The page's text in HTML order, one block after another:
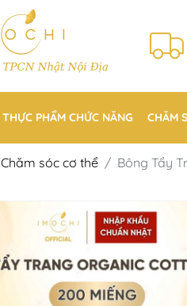
THỰC PHẨM CHỨC NĂNG CHĂM
Chăm sóc cơ thể Bông Tẩy